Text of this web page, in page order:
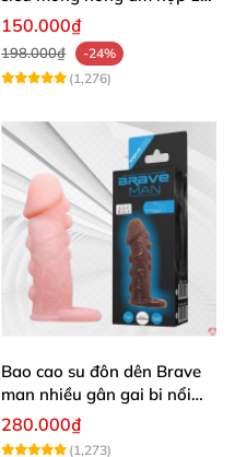
cái an toàn
150.000₫
198.000₫
-24%
(1,276)
Bao cao su đôn dên Brave
man nhiều gân gai bi nổi
tăng kích thước
280.000₫
(1,273)